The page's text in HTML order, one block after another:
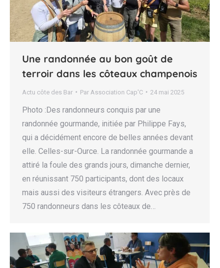
Une randonnée au bon goût de
terroir dans les côteaux champenois
Actu côte des Bar Par Association Cap'C 24 mai 2025
Photo :Des randonneurs conquis par une
randonnée gourmande, initiée par Philippe Fays,
qui a décidément encore de belles années devant
elle. Celles-sur-Ource. La randonnée gourmande a
attiré la foule des grands jours, dimanche dernier,
en réunissant 750 participants, dont des locaux
mais aussi des visiteurs étrangers. Avec près de
750 randonneurs dans les côteaux de…